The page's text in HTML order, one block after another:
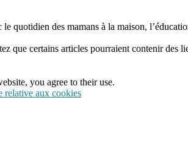
quotidien des mamans à la maison,
que certains articles pourraient contenir des
you agree to their use.
relative aux cookies